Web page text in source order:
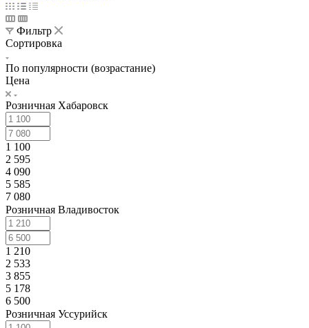
Фильтр
Сортировка
По популярности (возрастание)
Цена
Розничная Хабаровск
1 100
2 595
4 090
5 585
7 080
Розничная Владивосток
1 210
2 533
3 855
5 178
6 500
Розничная Уссурийск